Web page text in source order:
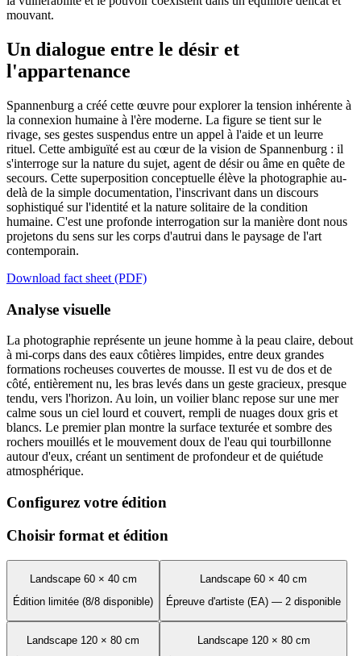
mouvant.
Un dialogue entre le désir et
l'appartenance
Spannenburg a créé cette œuvre pour explorer la tension inhérente à
la connexion humaine à l'ère moderne. La figure se tient sur le
rivage, ses gestes suspendus entre un appel à l'aide et un leurre
rituel. Cette ambiguïté est au cœur de la vision de Spannenburg : il
s'interroge sur la nature du sujet, agent de désir ou âme en quête de
secours. Cette superposition conceptuelle élève la photographie au-
delà de la simple documentation, l'inscrivant dans un discours
sophistiqué sur l'identité et la nature solitaire de la condition
humaine. C'est une profonde interrogation sur la manière dont nous
projetons du sens sur les corps d'autrui dans le paysage de l'art
contemporain.
Download fact sheet (PDF)
Analyse visuelle
La photographie représente un jeune homme à la peau claire, debout
à mi-corps dans des eaux côtières limpides, entre deux grandes
formations rocheuses couvertes de mousse. Il est vu de dos et de
côté, entièrement nu, les bras levés dans un geste gracieux, presque
tendu, vers l'horizon. Au loin, un voilier blanc repose sur une mer
calme sous un ciel lourd et couvert, rempli de nuages doux gris et
blancs. Le premier plan montre la surface texturée et sombre des
rochers mouillés et le mouvement doux de l'eau qui tourbillonne
autour d'eux, créant un sentiment de profondeur et de quiétude
atmosphérique.
Configurez votre édition
Choisir format et édition
Landscape 60 × 40 cm
Édition limitée (8/8 disponible)
Landscape 60 × 40 cm
Épreuve d'artiste (EA) — 2 disponible
Landscape 120 × 80 cm
Landscape 120 × 80 cm